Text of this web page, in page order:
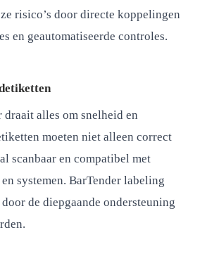
risico’s door directe koppelingen
en geautomatiseerde controles.
alles om snelheid en
moeten niet alleen correct
scanbaar en compatibel met
systemen. BarTender labeling
de diepgaande ondersteuning